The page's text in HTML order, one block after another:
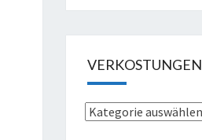
VERKOSTUNGEN
Verkostungen